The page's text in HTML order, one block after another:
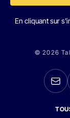
En cliquant sur
© 2026